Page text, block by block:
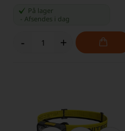
På lager
-Afsendes i dag
- +